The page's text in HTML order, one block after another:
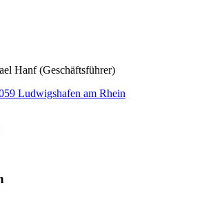
Hanf (Geschäftsführer)
Ludwigshafen am Rhein